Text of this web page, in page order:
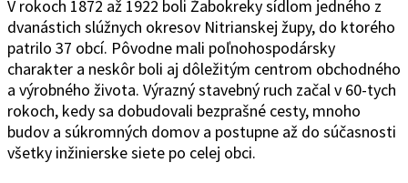
V rokoch 1872 až 1922 boli Žabokreky sídlom jedného z
dvanástich slúžnych okresov Nitrianskej župy, do ktorého
patrilo 37 obcí. Pôvodne mali poľnohospodársky
charakter a neskôr boli aj dôležitým centrom obchodného
a výrobného života. Výrazný stavebný ruch začal v 60-tych
rokoch, kedy sa dobudovali bezprašné cesty, mnoho
budov a súkromných domov a postupne až do súčasnosti
všetky inžinierske siete po celej obci.